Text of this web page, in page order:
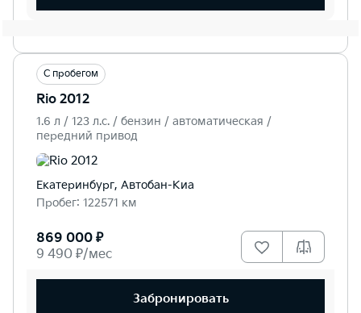
С пробегом
Rio 2012
1.6 л / 123 л.c. / бензин / автоматическая /
передний привод
Екатеринбург, Автобан-Киа
Пробег: 122571 км
869 000 ₽
9 490 ₽/мес
Забронировать